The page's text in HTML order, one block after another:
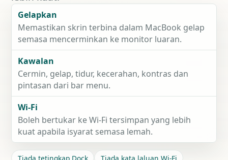
Gelapkan
Memastikan skrin terbina dalam MacBook gelap
semasa mencerminkan ke monitor luaran.
Kawalan
Cermin, gelap, tidur, kecerahan, kontras dan
pintasan dari bar menu.
Wi-Fi
Boleh bertukar ke Wi-Fi tersimpan yang lebih
kuat apabila isyarat semasa lemah.